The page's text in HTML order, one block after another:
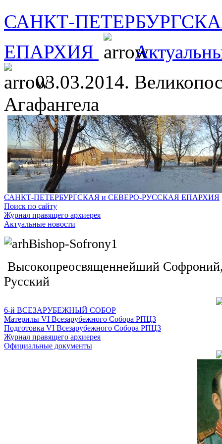
САНКТ-
ЕПАРХИЯ
03.03.2014.
Агафангела
САНКТ-ПЕТЕРБУРГСКАЯ и СЕВЕРО-РУССКАЯ ЕПАРХИЯ
Поиск по сайту
Журнал правящего архиерея
Актуальные новости
Высокопреосвященнейший
Русский
6-й ВСЕЗАРУБЕЖНЫЙ СОБОР
Материлы VI Всезарубежного Собора РПЦЗ
Подготовка VI Всезарубежного Собора РПЦЗ
Журнал правящего архиерея
Официальные документы